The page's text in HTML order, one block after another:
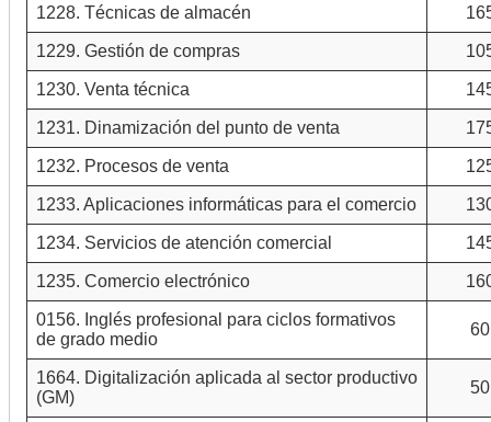
1228. Técnicas de almacén
1229. Gestión de compras
1230. Venta técnica
1231. Dinamización del punto de venta
1232. Procesos de venta
1233. Aplicaciones informáticas para el comercio
1234. Servicios de atención comercial
1235. Comercio electrónico
0156. Inglés profesional para ciclos formativos
de grado medio
60
1664. Digitalización aplicada al sector productivo
(GM)
50